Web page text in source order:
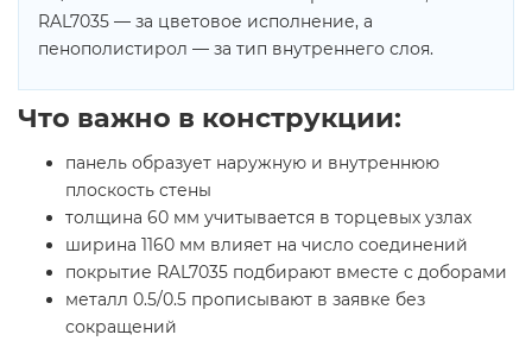
RAL7035 — за цветовое исполнение, а
пенополистирол — за тип внутреннего слоя.
Что важно в конструкции:
панель образует наружную и внутреннюю
плоскость стены
толщина 60 мм учитывается в торцевых узлах
ширина 1160 мм влияет на число соединений
покрытие RAL7035 подбирают вместе с доборами
металл 0.5/0.5 прописывают в заявке без
сокращений